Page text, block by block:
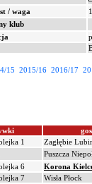
/ waga
klub
15 2015/16 2016/17
1 Zagłębie
Puszcza
6 Korona
7 Wisła Płock